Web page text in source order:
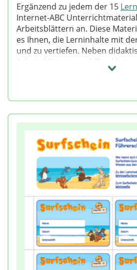
Ergänzend zu jedem der 15
Internet-ABC
Arbeitsblättern an. Diese
es Ihnen, die Lerninhalte mit
und zu vertiefen. Neben
Arbeitsblättern und Checklisten
Material auch